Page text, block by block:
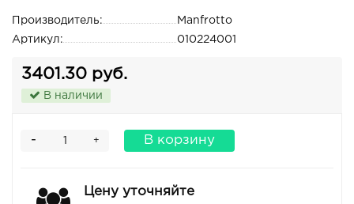
Производитель:
Manfrotto
Артикул:
010224001
3401.30 руб.
В наличии
+
- В корзину
Цену уточняйте